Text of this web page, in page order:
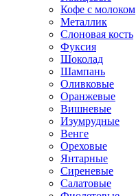
Кофе с молоком
Металлик
Слоновая кость
Фуксия
Шоколад
Шампань
Оливковые
Оранжевые
Вишневые
Изумрудные
Венге
Ореховые
Янтарные
Сиреневые
Салатовые